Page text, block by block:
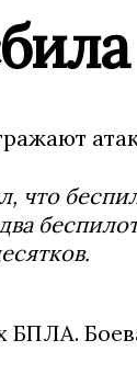
БПЛА.